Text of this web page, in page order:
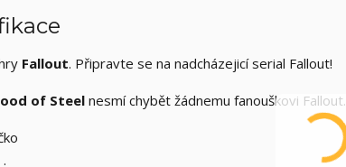
Fallout. Připravte se na nadcházejicí serial Fallout!
of Steel nesmí chybět žádnemu fanouškovi Fallout.